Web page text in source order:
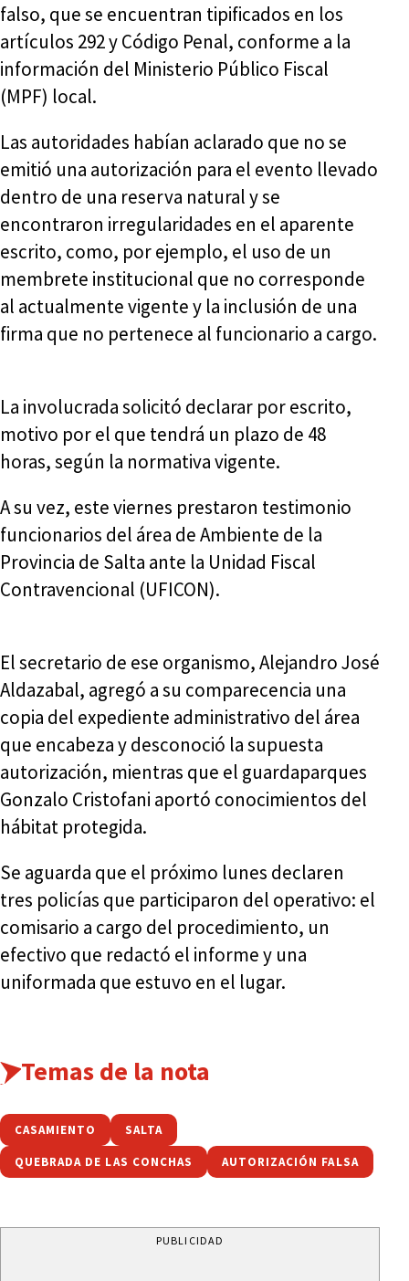
falso, que se encuentran tipificados en los
artículos 292 y Código Penal, conforme a la
información del Ministerio Público Fiscal
(MPF) local.
Las autoridades habían aclarado que no se
emitió una autorización para el evento llevado
dentro de una reserva natural y se
encontraron irregularidades en el aparente
escrito, como, por ejemplo, el uso de un
membrete institucional que no corresponde
al actualmente vigente y la inclusión de una
firma que no pertenece al funcionario a cargo.
La involucrada solicitó declarar por escrito,
motivo por el que tendrá un plazo de 48
horas, según la normativa vigente.
A su vez, este viernes prestaron testimonio
funcionarios del área de Ambiente de la
Provincia de Salta ante la Unidad Fiscal
Contravencional (UFICON).
El secretario de ese organismo, Alejandro José
Aldazabal, agregó a su comparecencia una
copia del expediente administrativo del área
que encabeza y desconoció la supuesta
autorización, mientras que el guardaparques
Gonzalo Cristofani aportó conocimientos del
hábitat protegida.
Se aguarda que el próximo lunes declaren
tres policías que participaron del operativo: el
comisario a cargo del procedimiento, un
efectivo que redactó el informe y una
uniformada que estuvo en el lugar.
Temas de la nota
CASAMIENTO SALTA
QUEBRADA DE LAS CONCHAS AUTORIZACIÓN FALSA
PUBLICIDAD